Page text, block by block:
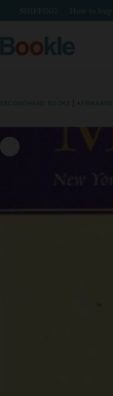
SHIPPING How to buy
SECONDHAND BOOKS AFRIKAANS